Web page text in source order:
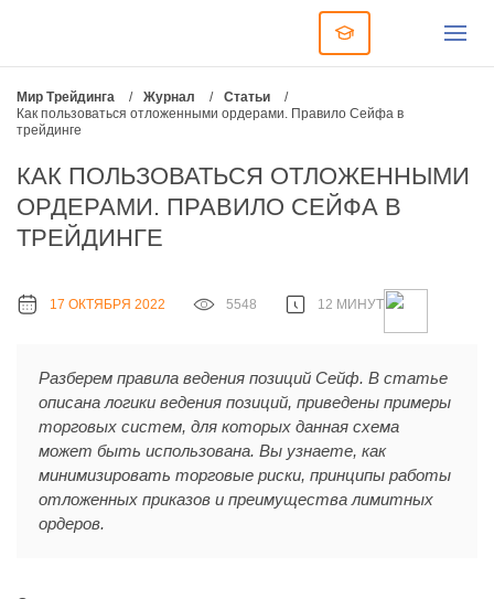
Мир Трейдинга / Журнал / Статьи
/
Как пользоваться отложенными ордерами. Правило Сейфа в
трейдинге
КАК ПОЛЬЗОВАТЬСЯ ОТЛОЖЕННЫМИ
ОРДЕРАМИ. ПРАВИЛО СЕЙФА В
ТРЕЙДИНГЕ
17 ОКТЯБРЯ 2022 5548 12 МИНУТ
Разберем правила ведения позиций Сейф. В статье
описана логики ведения позиций, приведены примеры
торговых систем, для которых данная схема
может быть использована. Вы узнаете, как
минимизировать торговые риски, принципы работы
отложенных приказов и преимущества лимитных
ордеров.